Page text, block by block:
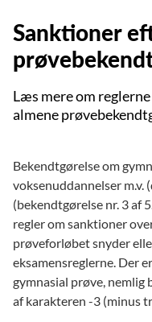
Sanktioner
Læs mere om
almene
Bekendtgørelse om
voksenuddannelser m.v.
(bekendtgørelse nr. 3 af
regler om sanktioner
prøveforløbet snyder
eksamensreglerne. Der
gymnasial prøve,
af karakteren -3 (minus